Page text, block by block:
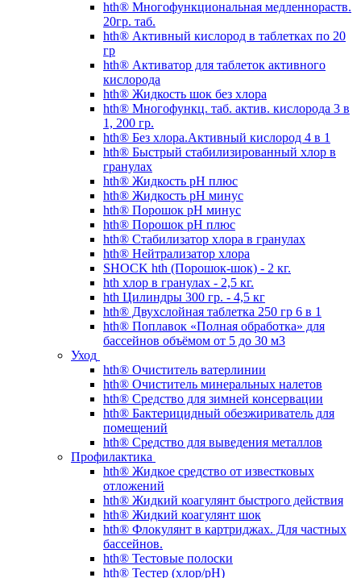
hth® Многофункциональная медленнораств.
20гр. таб.
hth® Активный кислород в таблетках по 20
гр
hth® Активатор для таблеток активного
кислорода
hth® Жидкость шок без хлора
hth® Многофункц. таб. актив. кислорода 3 в
1, 200 гр.
hth® Без хлора.Активный кислород 4 в 1
hth® Быстрый стабилизированный хлор в
гранулах
hth® Жидкость pH плюс
hth® Жидкость pH минус
hth® Порошок pH минус
hth® Порошок pH плюс
hth® Стабилизатор хлора в гранулах
hth® Нейтрализатор хлора
SHOCK hth (Порошок-шок) - 2 кг.
hth хлор в гранулах - 2,5 кг.
hth Цилиндры 300 гр. - 4,5 кг
hth® Двухслойная таблетка 250 гр 6 в 1
hth® Поплавок «Полная обработка» для
бассейнов объёмом от 5 до 30 м3
Уход
hth® Очиститель ватерлинии
hth® Очиститель минеральных налетов
hth® Средство для зимней консервации
hth® Бактерицидный обезжириватель для
помещений
hth® Средство для выведения металлов
Профилактика
hth® Жидкое средство от известковых
отложений
hth® Жидкий коагулянт быстрого действия
hth® Жидкий коагулянт шок
hth® Флокулянт в картриджах. Для частных
бассейнов.
hth® Тестовые полоски
hth® Тестер (хлор/pH)